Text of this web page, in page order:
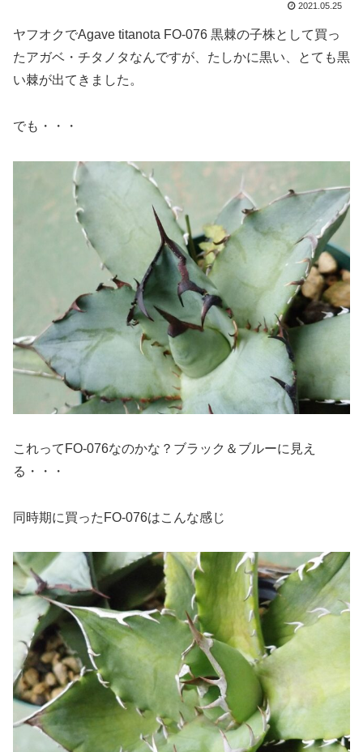
2021.05.25
ヤフオクでAgave titanota FO-076 黒棘の子株として買っ
たアガベ・チタノタなんですが、たしかに黒い、とても黒
い棘が出てきました。
でも・・・
これってFO-076なのかな？ブラック＆ブルーに見え
る・・・
同時期に買ったFO-076はこんな感じ